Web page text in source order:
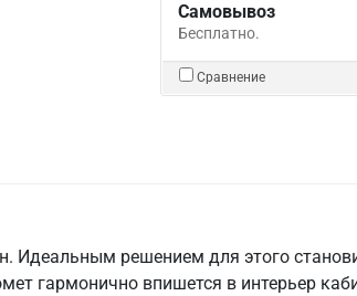
Самовывоз
Бесплатно.
Сравнение
Идеальным решением для этого
гармонично впишется в интерьер